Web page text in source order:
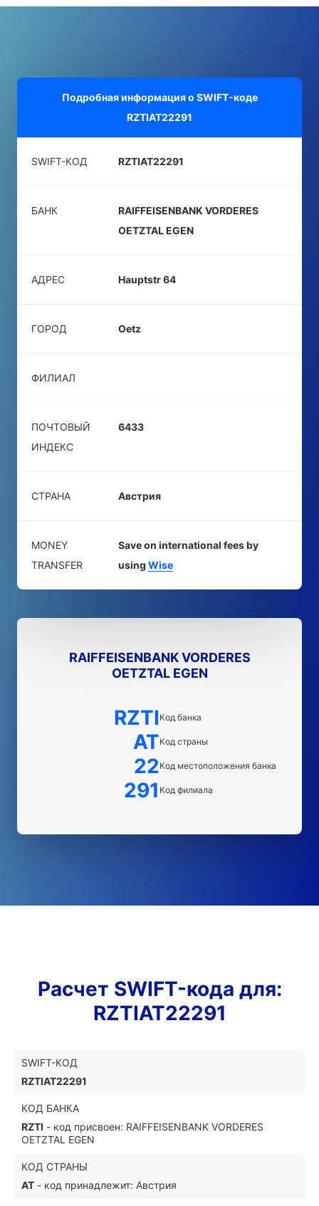
Подробная информация о SWIFT-коде
RZTIAT22291
SWIFT-КОД RZTIAT22291
БАНК
RAIFFEISENBANK VORDERES
OETZTAL EGEN
АДРЕС Hauptstr 64
ГОРОД Oetz
ФИЛИАЛ
ПОЧТОВЫЙ
ИНДЕКС
6433
СТРАНА Австрия
MONEY
TRANSFER
Save on international fees by
using Wise
RAIFFEISENBANK VORDERES
OETZTAL EGEN
RZTI Код банка
ATКод страны
22Код местоположения банка
291 Код филиала
Расчет SWIFT-кода для:
RZTIAT22291
SWIFT-КОД
RZTIAT22291
КОД БАНКА
RZTI - код присвоен: RAIFFEISENBANK VORDERES
OETZTAL EGEN
КОД СТРАНЫ
AT - код принадлежит: Австрия